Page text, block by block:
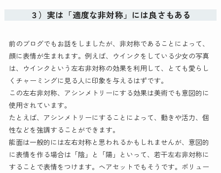
３）実は「適度な非対称」には良さもある
前のブログでもお話をしましたが、非対称であることによって、
顔に表情が生まれます。例えば、ウインクをしている少女の写真
は、ウインクという左右非対称の効果を利用して、とても愛らし
くチャーミングに見る人に印象を与えるはずです。
この左右非対称、アシンメトリーにする効果は美術でも意図的に
使用されています。
たとえば、アシンメトリーにすることによって、動きや活力、個
性などを強調することができます。
能面は一般的には左右対称と思われるかもしれませんが、意図的
に表情を作る場合は「陰」と「陽」といって、若干左右非対称に
することで表情をつけます。ヘアセットでもそうです。ボリュー